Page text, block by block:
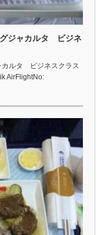
ジャカルタ ビジネ
ルタ ビジネスクラス
AirFlightNo: